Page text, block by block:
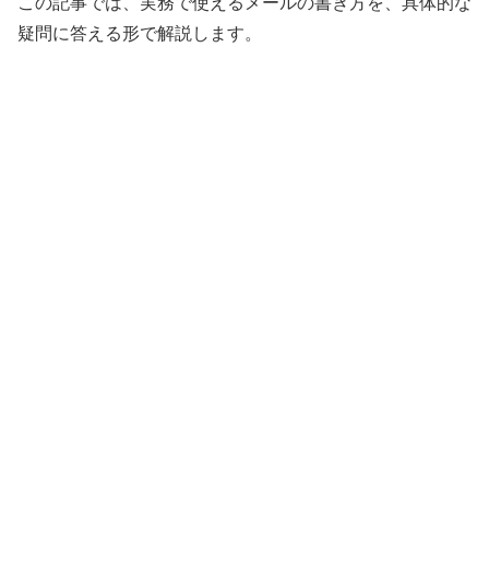
疑問に答える形で解説します。